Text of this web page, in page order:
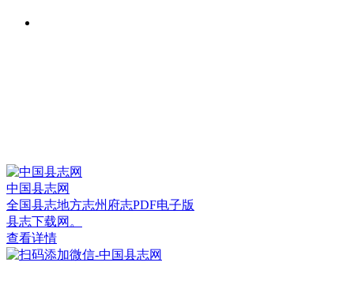
中国县志网
全国县志地方志州府志PDF电子版
县志下载网。
查看详情